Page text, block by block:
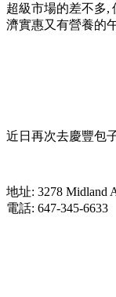
超級市場的差不多,
濟實惠又有營養的
近日再次去慶豐包
地址: 3278 Midland
電話: 647-345-6633